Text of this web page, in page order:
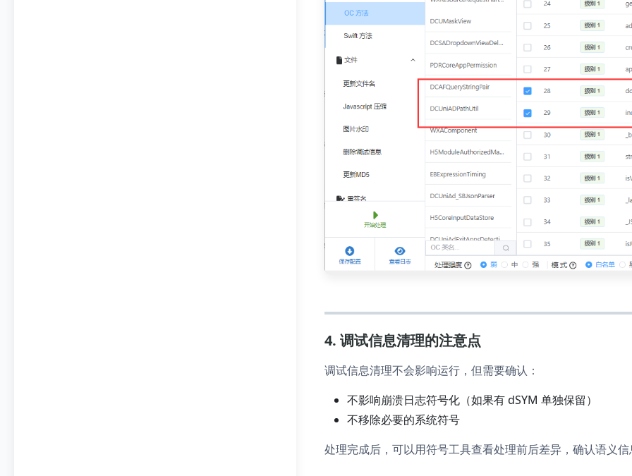
4. 调试信息清理的注意点
调试信息清理不会影响运行，但需要确认：
不影响崩溃日志符号化（如果有 dSYM 单独保留）
不移除必要的系统符号
处理完成后，可以用符号工具查看处理前后差异，确认语义